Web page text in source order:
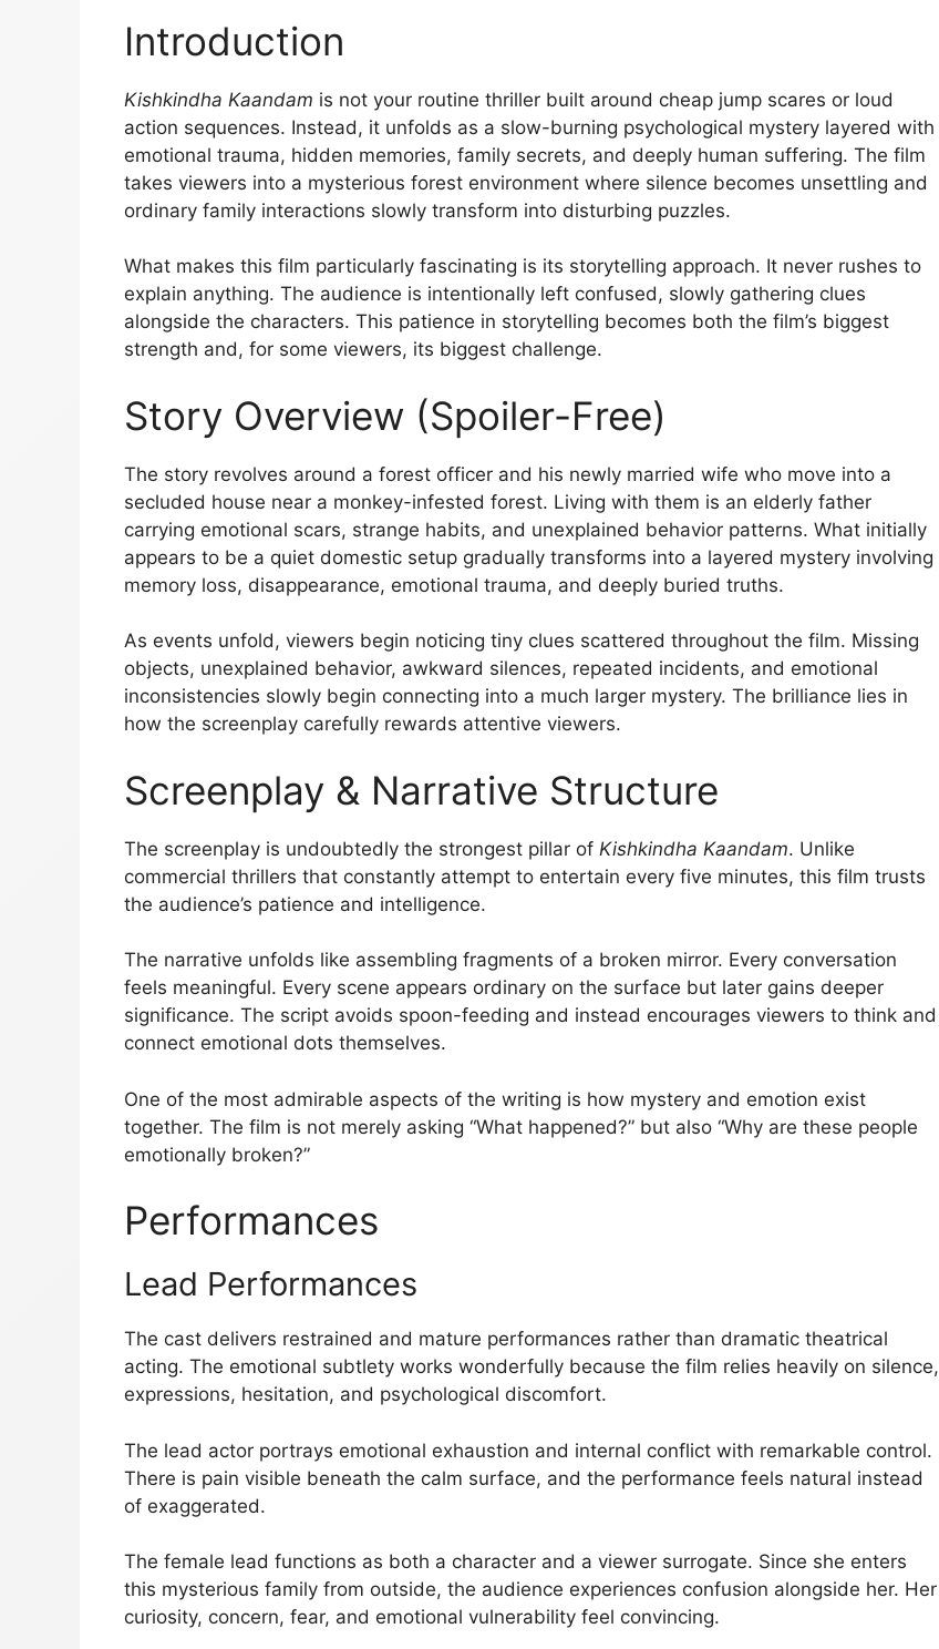
Introduction
Kishkindha Kaandam is not your routine thriller built around cheap jump scares or loud
action sequences. Instead, it unfolds as a slow-burning psychological mystery layered with
emotional trauma, hidden memories, family secrets, and deeply human suffering. The film
takes viewers into a mysterious forest environment where silence becomes unsettling and
ordinary family interactions slowly transform into disturbing puzzles.
What makes this film particularly fascinating is its storytelling approach. It never rushes to
explain anything. The audience is intentionally left confused, slowly gathering clues
alongside the characters. This patience in storytelling becomes both the film’s biggest
strength and, for some viewers, its biggest challenge.
Story Overview (Spoiler-Free)
The story revolves around a forest officer and his newly married wife who move into a
secluded house near a monkey-infested forest. Living with them is an elderly father
carrying emotional scars, strange habits, and unexplained behavior patterns. What initially
appears to be a quiet domestic setup gradually transforms into a layered mystery involving
memory loss, disappearance, emotional trauma, and deeply buried truths.
As events unfold, viewers begin noticing tiny clues scattered throughout the film. Missing
objects, unexplained behavior, awkward silences, repeated incidents, and emotional
inconsistencies slowly begin connecting into a much larger mystery. The brilliance lies in
how the screenplay carefully rewards attentive viewers.
Screenplay & Narrative Structure
The screenplay is undoubtedly the strongest pillar of Kishkindha Kaandam. Unlike
commercial thrillers that constantly attempt to entertain every five minutes, this film trusts
the audience’s patience and intelligence.
The narrative unfolds like assembling fragments of a broken mirror. Every conversation
feels meaningful. Every scene appears ordinary on the surface but later gains deeper
significance. The script avoids spoon-feeding and instead encourages viewers to think and
connect emotional dots themselves.
One of the most admirable aspects of the writing is how mystery and emotion exist
together. The film is not merely asking “What happened?” but also “Why are these people
emotionally broken?”
Performances
Lead Performances
The cast delivers restrained and mature performances rather than dramatic theatrical
acting. The emotional subtlety works wonderfully because the film relies heavily on silence,
expressions, hesitation, and psychological discomfort.
The lead actor portrays emotional exhaustion and internal conflict with remarkable control.
There is pain visible beneath the calm surface, and the performance feels natural instead
of exaggerated.
The female lead functions as both a character and a viewer surrogate. Since she enters
this mysterious family from outside, the audience experiences confusion alongside her. Her
curiosity, concern, fear, and emotional vulnerability feel convincing.